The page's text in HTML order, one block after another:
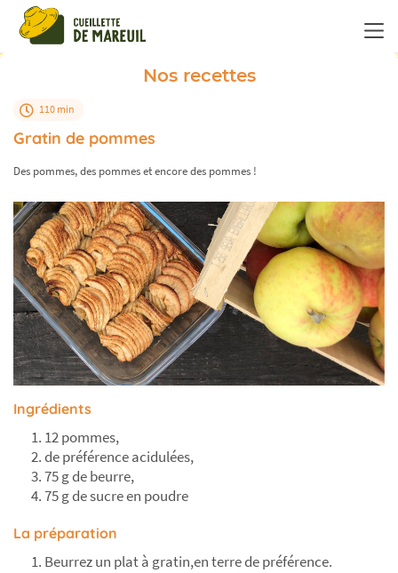
Nos recettes
110 min
Gratin de pommes
Des pommes, des pommes et encore des pommes !
Ingrédients
12 pommes,
de préférence acidulées,
75 g de beurre,
75 g de sucre en poudre
La préparation
Beurrez un plat à gratin,en terre de préférence.
Panneau de gestion des cookies